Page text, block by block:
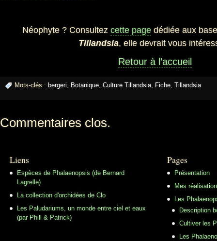
Néophyte ? Consultez cette pagedédiée aux
Tillandsia, elle devrait vous
Retour à l’accueil
Mots-clés : bergeri, Botanique, Culture Tillandsia, Fiche, Tillandsia
Commentaires clos.
Liens
Espèces de Phalaenopsis (de Bernard
Lagrelle)
La collection d'orchidées de Clo
Les Paludariums, un monde entre ciel et eaux
(par Phill & Patrick)
Pages
Présentation
Mes
Les
Description
Cultiver les
Les